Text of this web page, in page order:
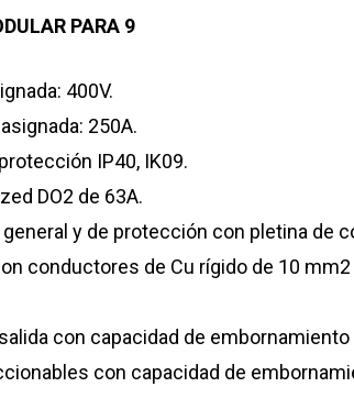
PARA 9
400V.
250A.
IP40, IK09.
DO2 de 63A.
general y de protección con pletina de
conductores de Cu rígido de 10
con capacidad de
con capacidad de